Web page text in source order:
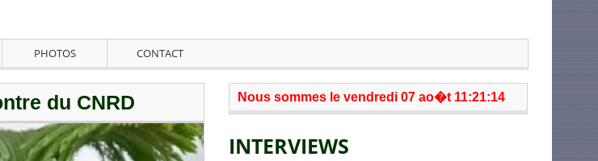
PHOTOS CONTACT
du CNRD Nous sommes le vendredi 07 ao�t 11:21:14
INTERVIEWS